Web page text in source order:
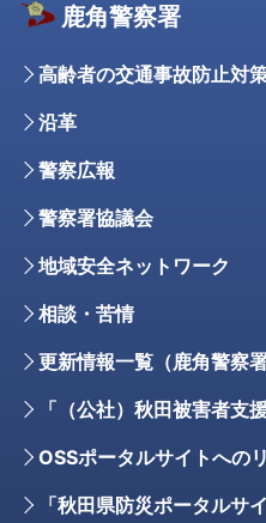
鹿角警察署
高齢者の交通事故防止対
沿革
警察広報
警察署協議会
地域安全ネットワーク
相談・苦情
更新情報一覧（鹿角警察署
「（公社）秋田被害者支
OSSポータルサイトへの
「秋田県防災ポータルサ